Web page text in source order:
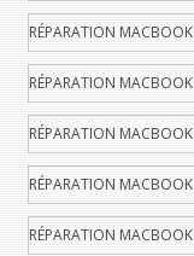
RÉPARATION
RÉPARATION
RÉPARATION
RÉPARATION
RÉPARATION